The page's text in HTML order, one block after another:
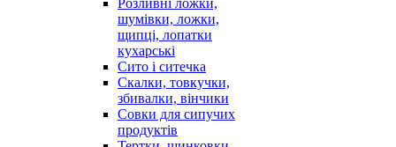
Розливні ложки,
шумівки, ложки,
щипці, лопатки
кухарські
Сито і ситечка
Скалки, товкучки,
збивалки, вінчики
Совки для сипучих
продуктів